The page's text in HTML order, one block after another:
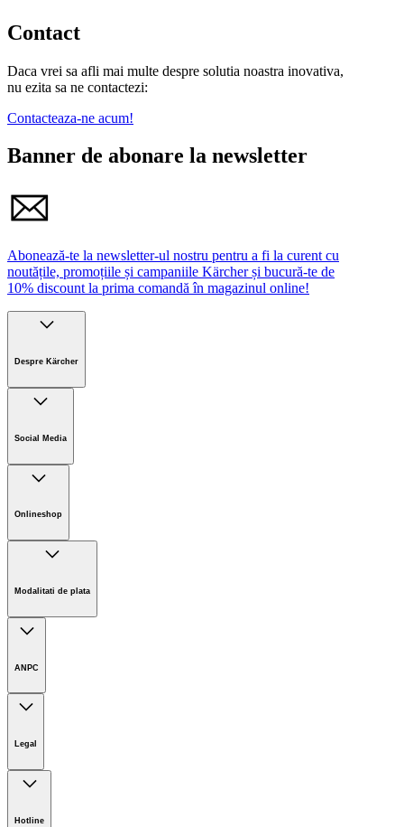
Contact
Daca vrei sa afli mai multe despre solutia noastra inovativa,
nu ezita sa ne contactezi:
Contacteaza-ne acum!
Banner de abonare la newsletter
Abonează-te la newsletter-ul nostru pentru a fi la curent cu
noutățile, promoțiile și campaniile Kärcher și bucură-te de
10% discount la prima comandă în magazinul online!
Despre Kärcher
Sustenabilitate
Noutati
Social Media
Onlineshop
Informații magazin online
Retur
Modalitati de plata
ANPC
Legal
Hotline